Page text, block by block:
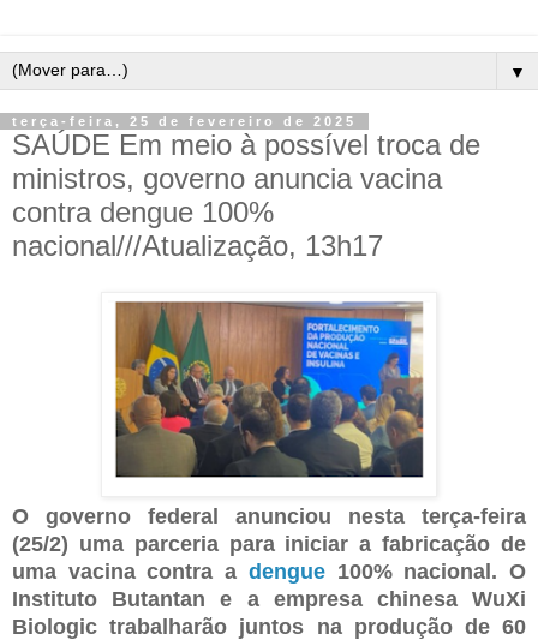
▼
terça-feira, 25 de fevereiro de 2025
SAÚDE Em meio à possível troca de
ministros, governo anuncia vacina
contra dengue 100%
nacional///Atualização, 13h17
O governo federal anunciou nesta terça-feira
(25/2) uma parceria para iniciar a fabricação de
uma vacina contra a dengue100% nacional. O
Instituto Butantan e a empresa chinesa WuXi
Biologic trabalharão juntos na produção de 60